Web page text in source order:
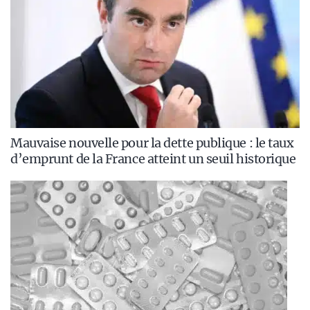
Mauvaise nouvelle pour la dette publique : le taux
d’emprunt de la France atteint un seuil historique